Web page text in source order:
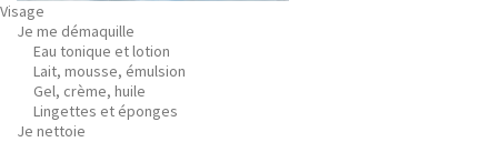
Visage
Je me démaquille
Eau tonique et lotion
Lait, mousse, émulsion
Gel, crème, huile
Lingettes et éponges
Je nettoie